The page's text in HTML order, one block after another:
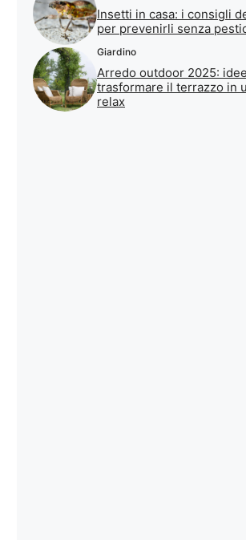
Insetti in casa: i consigli
per prevenirli senza
Giardino
Arredo outdoor 2025:
trasformare il terrazzo in
relax